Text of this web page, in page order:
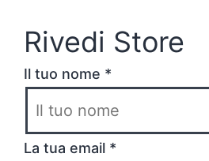
Rivedi Store
Il tuo nome *
La tua email *